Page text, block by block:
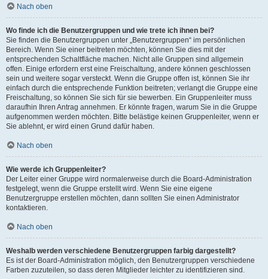
Nach oben
Wo finde ich die Benutzergruppen und wie trete ich ihnen bei?
Sie finden die Benutzergruppen unter „Benutzergruppen“ im persönlichen
Bereich. Wenn Sie einer beitreten möchten, können Sie dies mit der
entsprechenden Schaltfläche machen. Nicht alle Gruppen sind allgemein
offen. Einige erfordern erst eine Freischaltung, andere können geschlossen
sein und weitere sogar versteckt. Wenn die Gruppe offen ist, können Sie ihr
einfach durch die entsprechende Funktion beitreten; verlangt die Gruppe eine
Freischaltung, so können Sie sich für sie bewerben. Ein Gruppenleiter muss
daraufhin Ihren Antrag annehmen. Er könnte fragen, warum Sie in die Gruppe
aufgenommen werden möchten. Bitte belästige keinen Gruppenleiter, wenn er
Sie ablehnt, er wird einen Grund dafür haben.
Nach oben
Wie werde ich Gruppenleiter?
Der Leiter einer Gruppe wird normalerweise durch die Board-Administration
festgelegt, wenn die Gruppe erstellt wird. Wenn Sie eine eigene
Benutzergruppe erstellen möchten, dann sollten Sie einen Administrator
kontaktieren.
Nach oben
Weshalb werden verschiedene Benutzergruppen farbig dargestellt?
Es ist der Board-Administration möglich, den Benutzergruppen verschiedene
Farben zuzuteilen, so dass deren Mitglieder leichter zu identifizieren sind.